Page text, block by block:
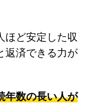
ほど安定した収
返済できる力が
年数の長い人が